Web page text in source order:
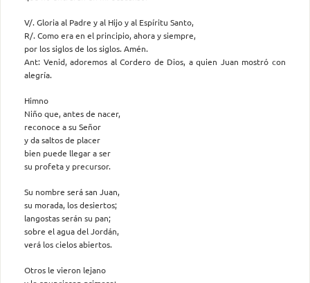
V/. Gloria al Padre y al Hijo y al Espíritu Santo,
R/. Como era en el principio, ahora y siempre,
por los siglos de los siglos. Amén.
Ant: Venid, adoremos al Cordero de Dios, a quien Juan mostró con
alegría.
Himno
Niño que, antes de nacer,
reconoce a su Señor
y da saltos de placer
bien puede llegar a ser
su profeta y precursor.
Su nombre será san Juan,
su morada, los desiertos;
langostas serán su pan;
sobre el agua del Jordán,
verá los cielos abiertos.
Otros le vieron lejano